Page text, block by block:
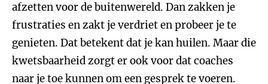
afzetten voor de buitenwereld. Dan zakken je
frustraties en zakt je verdriet en probeer je te
genieten. Dat betekent dat je kan huilen. Maar die
kwetsbaarheid zorgt er ook voor dat coaches
naar je toe kunnen om een gesprek te voeren.